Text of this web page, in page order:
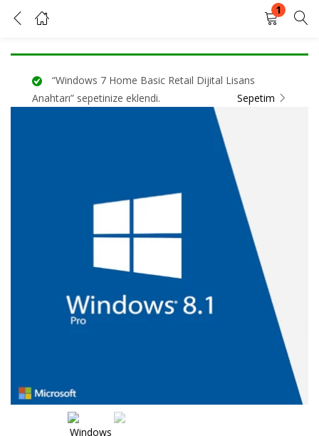
1
KAYIT OL
Kullanıcı adınızı ve şifrenizi girin.
Şifrenizi mi unuttunuz?
“Windows 7 Home Basic Retail Dijital Lisans
Anahtarı” sepetinize eklendi.
Sepetim